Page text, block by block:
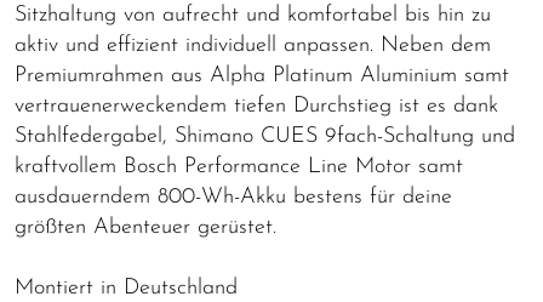
Sitzhaltung von aufrecht und komfortabel bis hin zu
aktiv und effizient individuell anpassen. Neben dem
Premiumrahmen aus Alpha Platinum Aluminium samt
vertrauenerweckendem tiefen Durchstieg ist es dank
Stahlfedergabel, Shimano CUES 9fach-Schaltung und
kraftvollem Bosch Performance Line Motor samt
ausdauerndem 800-Wh-Akku bestens für deine
größten Abenteuer gerüstet.
Montiert in Deutschland